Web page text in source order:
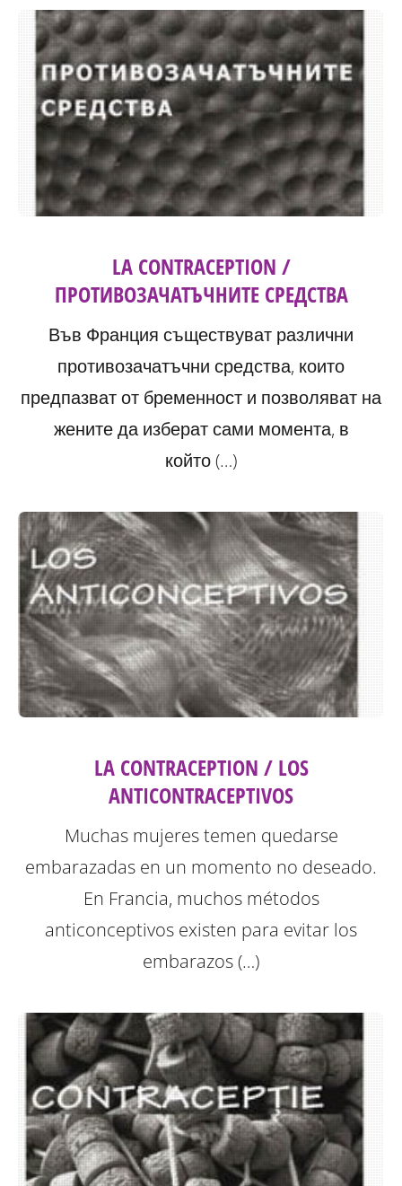
LA CONTRACEPTION /
ПРОТИВОЗАЧАТЪЧНИТЕ СРЕДСТВА
Във Франция съществуват различни
противозачатъчни средства, които
предпазват от бременност и позволяват на
жените да изберат сами момента, в
който (…)
LA CONTRACEPTION / LOS
ANTICONTRACEPTIVOS
Muchas mujeres temen quedarse
embarazadas en un momento no deseado.
En Francia, muchos métodos
anticonceptivos existen para evitar los
embarazos (…)